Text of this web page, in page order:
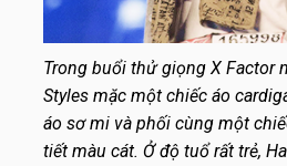
Trong buổi thử giọng X Factor
Styles mặc một chiếc áo
áo sơ mi và phối cùng một
tiết màu cát. Ở độ tuổ rất trẻ,